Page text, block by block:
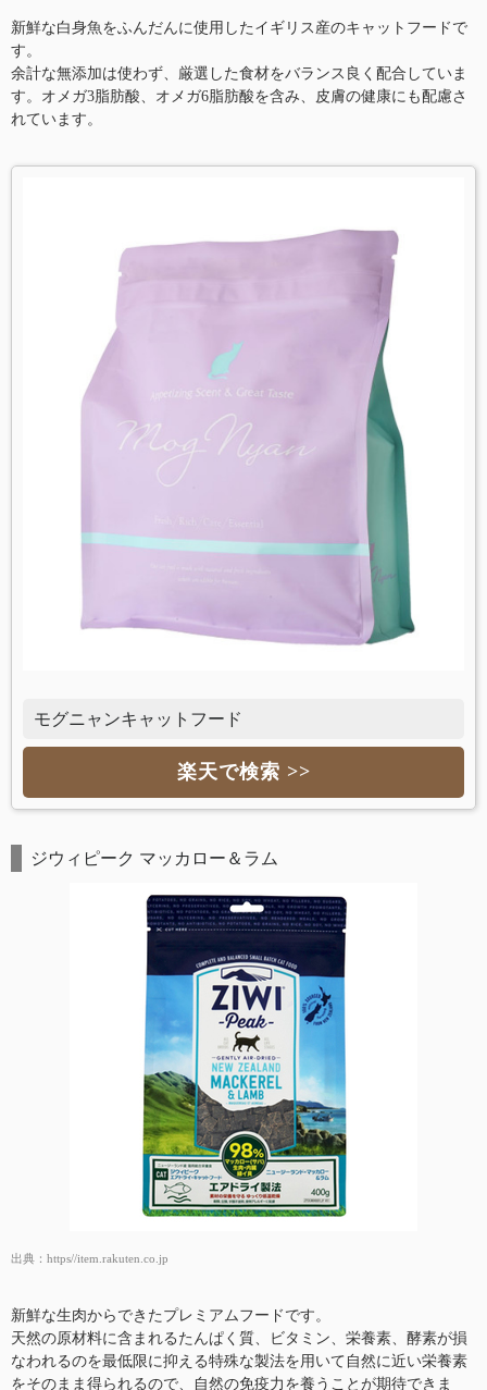
新鮮な白身魚をふんだんに使用したイギリス産のキャットフードで
す。
余計な無添加は使わず、厳選した食材をバランス良く配合していま
す。オメガ3脂肪酸、オメガ6脂肪酸を含み、皮膚の健康にも配慮さ
れています。
モグニャンキャットフード
楽天で検索 >>
ジウィピーク マッカロー＆ラム
出典： https//item.rakuten.co.jp
新鮮な生肉からできたプレミアムフードです。
天然の原材料に含まれるたんぱく質、ビタミン、栄養素、酵素が損
なわれるのを最低限に抑える特殊な製法を用いて自然に近い栄養素
をそのまま得られるので、自然の免疫力を養うことが期待できま